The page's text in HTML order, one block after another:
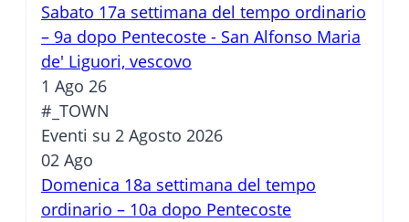
Sabato 17a settimana del tempo ordinario
– 9a dopo Pentecoste - San Alfonso Maria
de' Liguori, vescovo
1 Ago 26
#_TOWN
Eventi su 2 Agosto 2026
02 Ago
Domenica 18a settimana del tempo
ordinario – 10a dopo Pentecoste